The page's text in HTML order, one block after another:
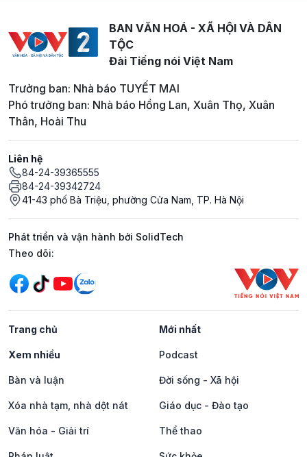
BAN VĂN HOÁ - XÃ HỘI VÀ DÂN
TỘC
Đài Tiếng nói Việt Nam
Trưởng ban: Nhà báo TUYẾT MAI
Phó trưởng ban: Nhà báo Hồng Lan, Xuân Thọ, Xuân
Thân, Hoài Thu
Liên hệ
84-24-39365555
84-24-39342724
41-43 phố Bà Triệu, phường Cửa Nam, TP. Hà Nội
Phát triển và vận hành bởi SolidTech
Mạng xã hội
Theo dõi:
Trang chủ Mới nhất
Xem nhiều Podcast
Bàn và luận Đời sống - Xã hội
Xóa nhà tạm, nhà dột nát Giáo dục - Đào tạo
Văn hóa - Giải trí Thể thao